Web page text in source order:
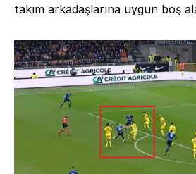
takım arkadaşlarına uygun boş